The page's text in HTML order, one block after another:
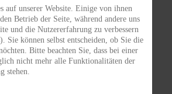
Vereinsmeisterschaft
auf unserer Website. Einige von ihnen
Betrieb der Seite, während andere uns
und die Nutzererfahrung zu verbessern
Sie können selbst entscheiden, ob Sie die
Bitte beachten Sie, dass bei einer
nicht mehr alle Funktionalitäten der
stehen.